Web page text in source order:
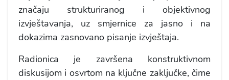
značaju strukturiranog i objektivnog
izvještavanja, uz smjernice za jasno i na
dokazima zasnovano pisanje izvještaja.
Radionica je završena konstruktivnom
diskusijom i osvrtom na ključne zaključke, čime